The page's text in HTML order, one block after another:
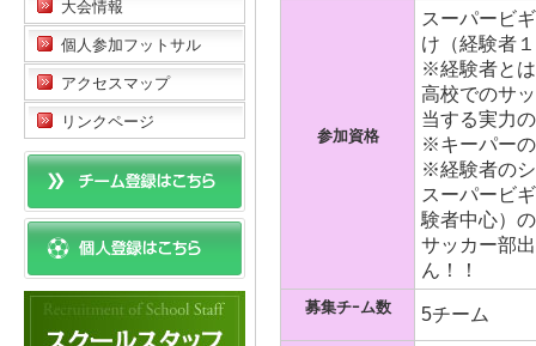
参加資格
スーパービ
け（経験者
※経験者と
高校でのサ
当する実力
※キーパー
※経験者の
スーパービ
験者中心）
サッカー部
ん！！
募集チｰム数 5チーム
大会情報
個人参加フットサル
アクセスマップ
リンクページ